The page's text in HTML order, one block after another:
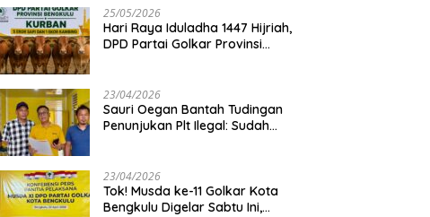
25/05/2026
Hari Raya Iduladha 1447 Hijriah,
DPD Partai Golkar Provinsi
23/04/2026
Sauri Oegan Bantah Tudingan
Penunjukan Plt Ilegal: Sudah
23/04/2026
‎Tok! Musda ke-11 Golkar Kota
Bengkulu Digelar Sabtu Ini,